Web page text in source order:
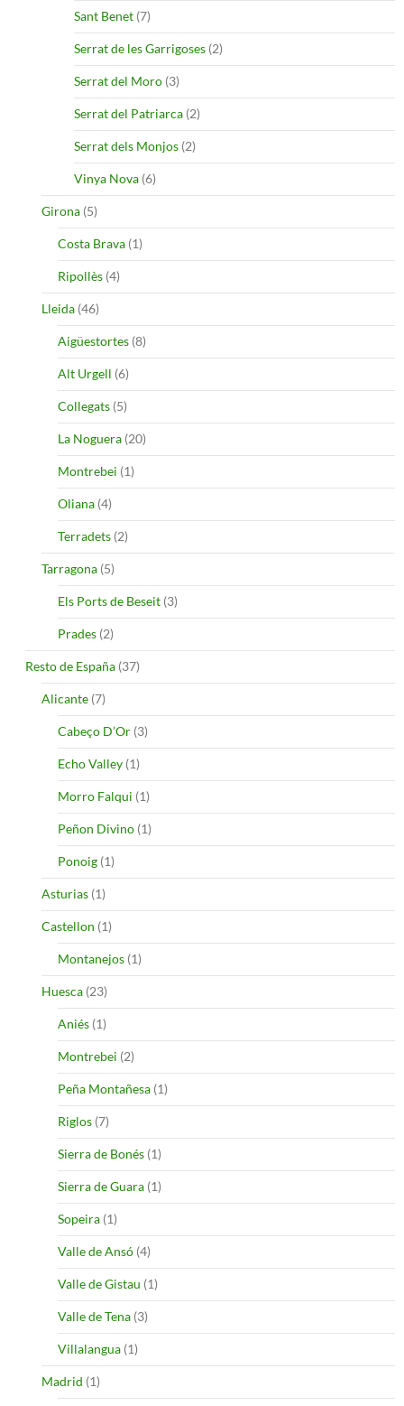
Sant Benet (7)
Serrat de les Garrigoses (2)
Serrat del Moro (3)
Serrat del Patriarca (2)
Serrat dels Monjos (2)
Vinya Nova (6)
Girona (5)
Costa Brava (1)
Ripollès (4)
Lleida (46)
Aigüestortes (8)
Alt Urgell (6)
Collegats (5)
La Noguera (20)
Montrebei (1)
Oliana (4)
Terradets (2)
Tarragona (5)
Els Ports de Beseit (3)
Prades (2)
Resto de España (37)
Alicante (7)
Cabeço D’Or (3)
Echo Valley (1)
Morro Falqui (1)
Peñon Divino (1)
Ponoig (1)
Asturias (1)
Castellon (1)
Montanejos (1)
Huesca (23)
Aniés (1)
Montrebei (2)
Peña Montañesa (1)
Riglos (7)
Sierra de Bonés (1)
Sierra de Guara (1)
Sopeira (1)
Valle de Ansó (4)
Valle de Gistau (1)
Valle de Tena (3)
Villalangua (1)
Madrid (1)